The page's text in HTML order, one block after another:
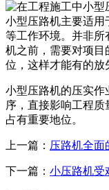
小型压路机主要适用
等工作环境。并非所
机之前，需要对项目
位，这样才能有的放
小型压路机的压实作
序，直接影响工程
占有重要地位。
上一篇： 压路机全面
下一篇： 小压路机受